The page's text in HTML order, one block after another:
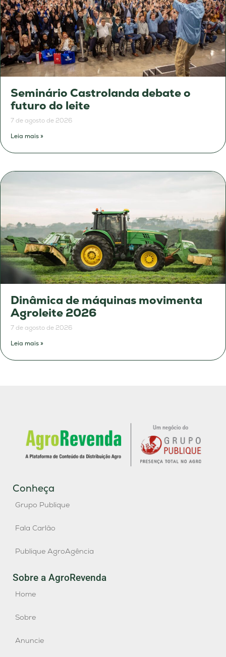
Seminário Castrolanda debate o
futuro do leite
7 de agosto de 2026
Leia mais »
Dinâmica de máquinas movimenta
Agroleite 2026
7 de agosto de 2026
Leia mais »
Conheça
Grupo Publique
Fala Carlão
Publique AgroAgência
Sobre a AgroRevenda
Home
Sobre
Anuncie